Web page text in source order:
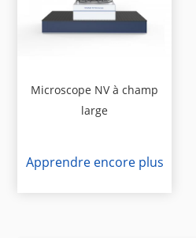
Microscope NV à champ
large
Apprendre encore plus